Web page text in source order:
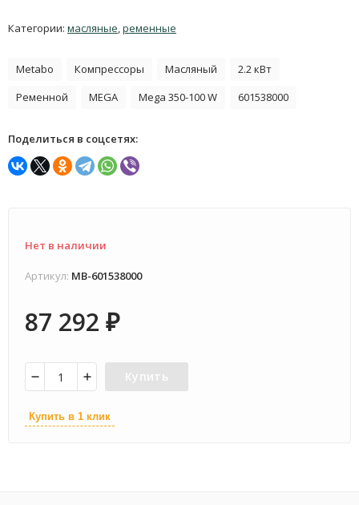
Категории: масляные,ременные
Metabo Компрессоры Масляный
2.2 кВт
Ременной
MEGA Mega 350-100 W 601538000
Поделиться в соцсетях:
Нет в наличии
Артикул: MB-601538000
87 292 ₽
Купить
Купить в 1 клик